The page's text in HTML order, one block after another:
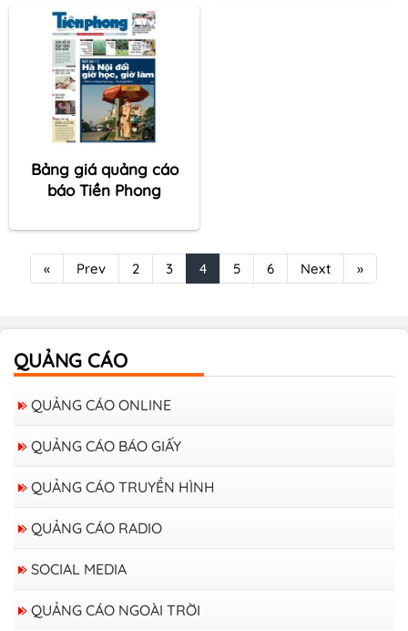
Bảng giá quảng cáo
báo Tiền Phong
« Prev 2 3 4 5 6 Next »
QUẢNG CÁO
QUẢNG CÁO ONLINE
QUẢNG CÁO BÁO GIẤY
QUẢNG CÁO TRUYỀN HÌNH
QUẢNG CÁO RADIO
SOCIAL MEDIA
QUẢNG CÁO NGOÀI TRỜI